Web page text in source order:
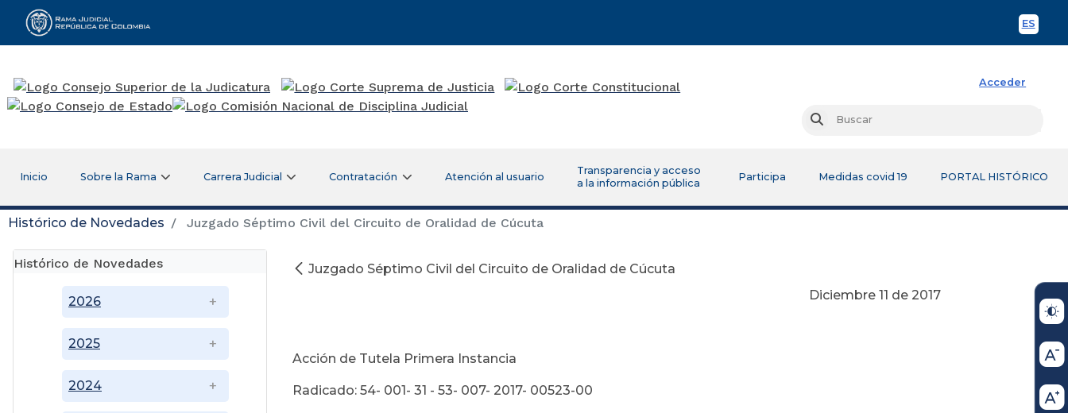
ES
Rama Judicial
Acceder
Buscar
Inicio Sobre la Rama Carrera Judicial Contratación Atención al usuario
Transparencia y acceso
a la información pública
Participa Medidas covid 19 PORTAL HISTÓRICO
Histórico de Novedades Juzgado Séptimo Civil del Circuito de Oralidad de Cúcuta
Histórico de Novedades
2024
2025
2026
Juzgado Séptimo Civil del Circuito de Oralidad de Cúcuta
Diciembre 11 de 2017
Acción de Tutela Primera Instancia
Radicado: 54- 001- 31 - 53- 007- 2017- 00523-00